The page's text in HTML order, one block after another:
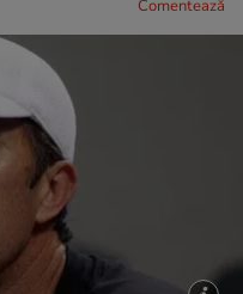
Comentează